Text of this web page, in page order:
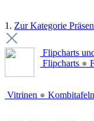
1. Zur Kategorie
Flipcharts
Flipcharts ●
Vitrinen ● Kombitafeln